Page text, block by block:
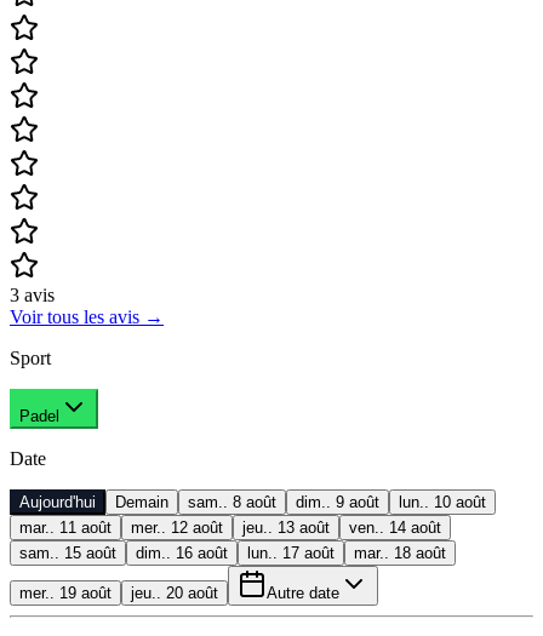
3 avis
Voir tous les avis →
Sport
Padel
Date
Aujourd'hui Demain sam.. 8 août dim.. 9 août
lun.. 10 août
mar.. 11 août
mer.. 12 août jeu.. 13 août
ven.. 14 août
sam.. 15 août
dim.. 16 août lun.. 17 août mar.. 18 août
mer.. 19 août jeu.. 20 août Autre date